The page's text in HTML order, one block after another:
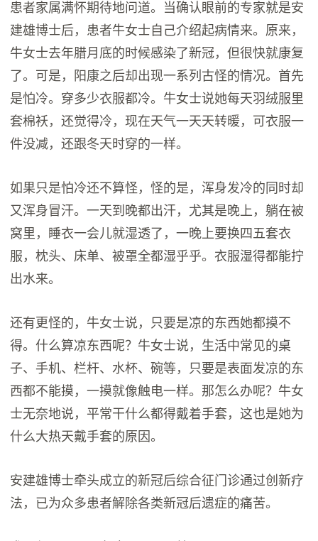
患者家属满怀期待地问道。当确认眼前的专家就是安
建雄博士后，患者牛女士自己介绍起病情来。原来，
牛女士去年腊月底的时候感染了新冠，但很快就康复
了。可是，阳康之后却出现一系列古怪的情况。首先
是怕冷。穿多少衣服都冷。牛女士说她每天羽绒服里
套棉袄，还觉得冷，现在天气一天天转暖，可衣服一
件没减，还跟冬天时穿的一样。
如果只是怕冷还不算怪，怪的是，浑身发冷的同时却
又浑身冒汗。一天到晚都出汗，尤其是晚上，躺在被
窝里，睡衣一会儿就湿透了，一晚上要换四五套衣
服，枕头、床单、被罩全都湿乎乎。衣服湿得都能拧
出水来。
还有更怪的，牛女士说，只要是凉的东西她都摸不
得。什么算凉东西呢？牛女士说，生活中常见的桌
子、手机、栏杆、水杯、碗等，只要是表面发凉的东
西都不能摸，一摸就像触电一样。那怎么办呢？牛女
士无奈地说，平常干什么都得戴着手套，这也是她为
什么大热天戴手套的原因。
安建雄博士牵头成立的新冠后综合征门诊通过创新疗
法，已为众多患者解除各类新冠后遗症的痛苦。